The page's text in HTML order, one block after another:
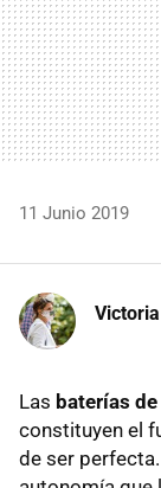
11 Junio 2019
Las baterías
constituyen el
de ser